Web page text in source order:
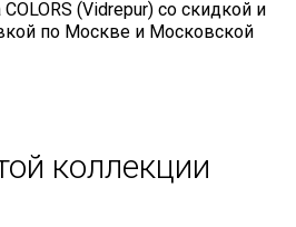
(Vidrepur) со скидкой и
по Москве и Московской
коллекции